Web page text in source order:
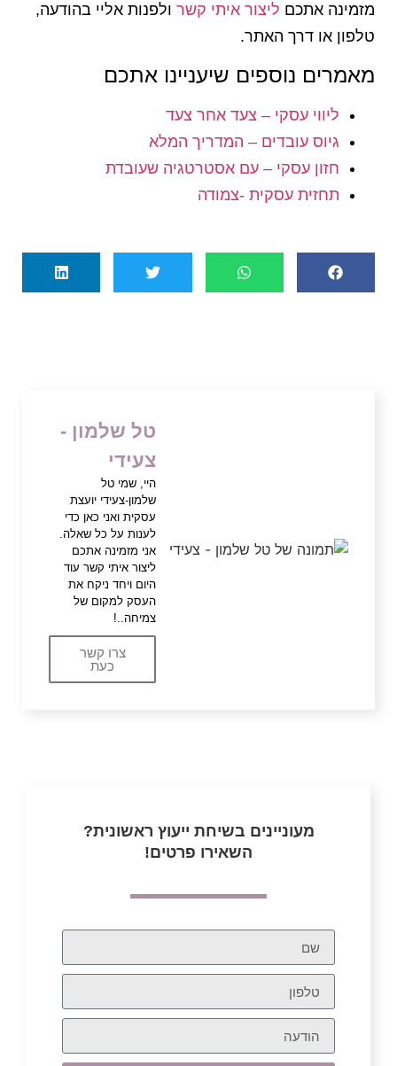
מזמינה אתכם ליצור איתי קשר ולפנות אליי בהודעה,
טלפון או דרך האתר.
מאמרים נוספים שיעניינו אתכם
ליווי עסקי – צעד אחר צעד
גיוס עובדים – המדריך המלא
חזון עסקי – עם אסטרטגיה שעובדת
תחזית עסקית -צמודה
טל שלמון -
צעידי
היי, שמי טל
שלמון-צעידי יועצת
עסקית ואני כאן כדי
לענות על כל שאלה.
אני מזמינה אתכם
ליצור איתי קשר עוד
היום ויחד ניקח את
העסק למקום של
צמיחה..!
צרו קשר
כעת
מעוניינים בשיחת ייעוץ ראשונית?
השאירו פרטים!